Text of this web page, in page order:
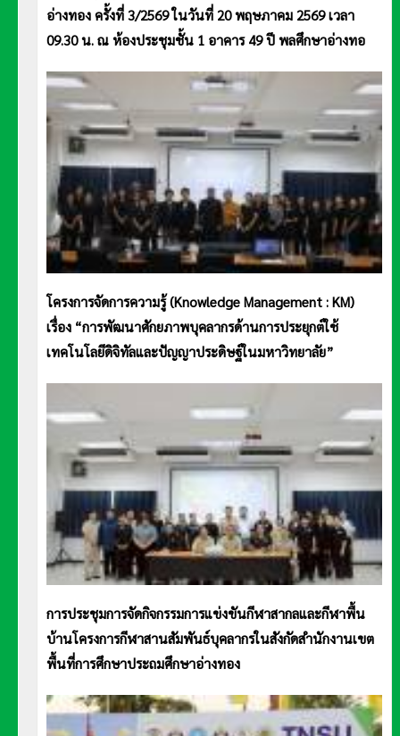
อ่างทอง ครั้งที่ 3/2569 ในวันที่ 20 พฤษภาคม 2569 เวลา
09.30 น. ณ ห้องประชุมชั้น 1 อาคาร 49 ปี พลศึกษาอ่างทอ
โครงการจัดการความรู้ (Knowledge Management : KM)
เรื่อง “การพัฒนาศักยภาพบุคลากรด้านการประยุกต์ใช้
เทคโนโลยีดิจิทัลและปัญญาประดิษฐ์ในมหาวิทยาลัย”
การประชุมการจัดกิจกรรมการแข่งขันกีฬาสากลและกีฬาพื้น
บ้านโครงการกีฬาสานสัมพันธ์บุคลากรในสังกัดสำนักงานเขต
พื้นที่การศึกษาประถมศึกษาอ่างทอง